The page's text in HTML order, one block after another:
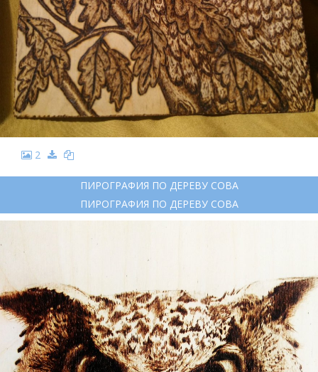
2
ПИРОГРАФИЯ ПО ДЕРЕВУ СОВА
ПИРОГРАФИЯ ПО ДЕРЕВУ СОВА